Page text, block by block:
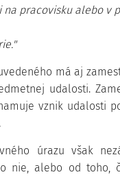
pracovisku alebo v
má aj
udalosti.
vznik udalosti
úrazu však
nie, alebo od toho,